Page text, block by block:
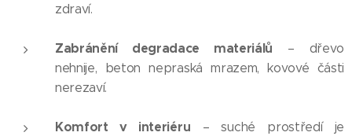
zdraví.
Zabránění degradace materiálů – dřevo
nehnije, beton nepraská mrazem, kovové části
nerezaví.
Komfort v interiéru – suché prostředí je